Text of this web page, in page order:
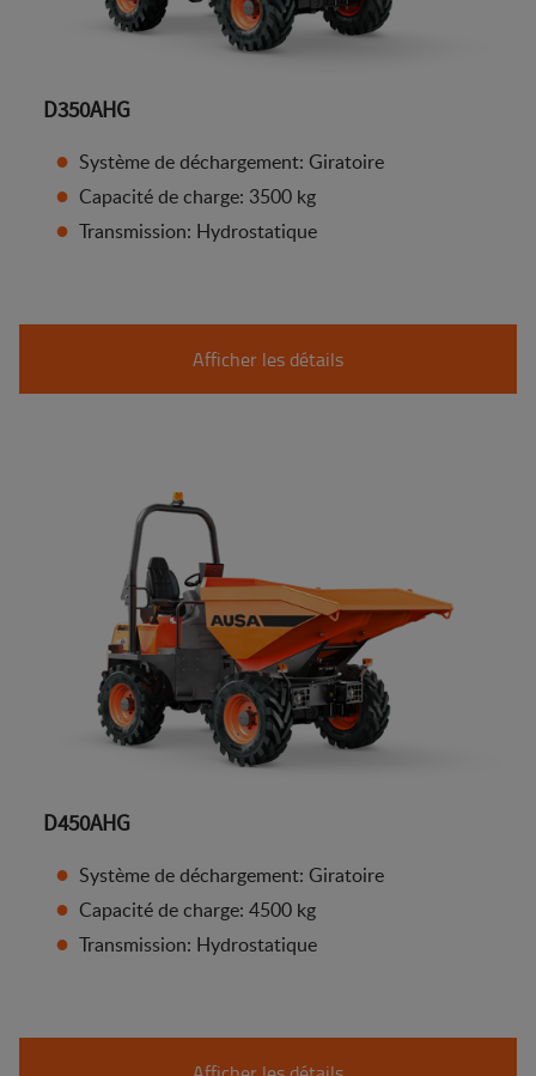
D350AHG
Système de déchargement: Giratoire
Capacité de charge: 3500 kg
Transmission: Hydrostatique
Afficher les détails
D450AHG
Système de déchargement: Giratoire
Capacité de charge: 4500 kg
Transmission: Hydrostatique